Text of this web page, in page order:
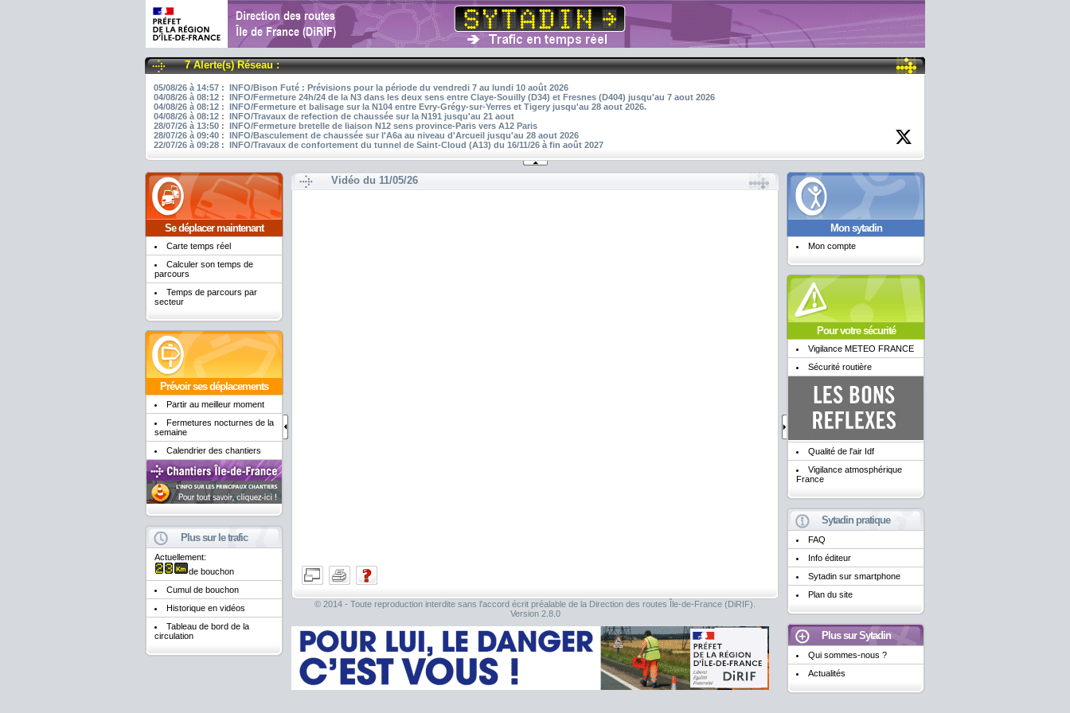
7 Alerte(s) Réseau :
05/08/26 à 14:57 : INFO/Bison Futé : Prévisions pour la période du vendredi 7 au lundi 10 août 2026
04/08/26 à 08:12 : INFO/Fermeture 24h/24 de la N3 dans les deux sens entre Claye-Souilly (D34) et Fresnes (D404) jusqu'au 7 aout 2026
04/08/26 à 08:12 : INFO/Fermeture et balisage sur la N104 entre Evry-Grégy-sur-Yerres et Tigery jusqu'au 28 aout 2026.
04/08/26 à 08:12 : INFO/Travaux de refection de chaussée sur la N191 jusqu'au 21 aout
28/07/26 à 13:50 : INFO/Fermeture bretelle de liaison N12 sens province-Paris vers A12 Paris
28/07/26 à 09:40 : INFO/Basculement de chaussée sur l'A6a au niveau d'Arcueil jusqu'au 28 aout 2026
22/07/26 à 09:28 : INFO/Travaux de confortement du tunnel de Saint-Cloud (A13) du 16/11/26 à fin août 2027
Se déplacer maintenant
Carte temps réel
Calculer son temps de
parcours
Temps de parcours par
secteur
Prévoir ses déplacements
Partir au meilleur moment
Fermetures nocturnes de la
semaine
Calendrier des chantiers
Plus sur le trafic
Actuellement:
de bouchon
Cumul de bouchon
Historique en vidéos
Tableau de bord de la
circulation
Mon sytadin
Mon compte
Pour votre sécurité
Vigilance METEO FRANCE
Sécurité routière
Qualité de l'air Idf
Vigilance atmosphérique
France
Sytadin pratique
FAQ
Info éditeur
Sytadin sur smartphone
Plan du site
Plus sur Sytadin
Qui sommes-nous ?
Actualités
Vidéo du 11/05/26
© 2014 - Toute reproduction interdite sans l'accord écrit préalable de la Direction des routes Île-de-France (DiRIF).
Version 2.8.0